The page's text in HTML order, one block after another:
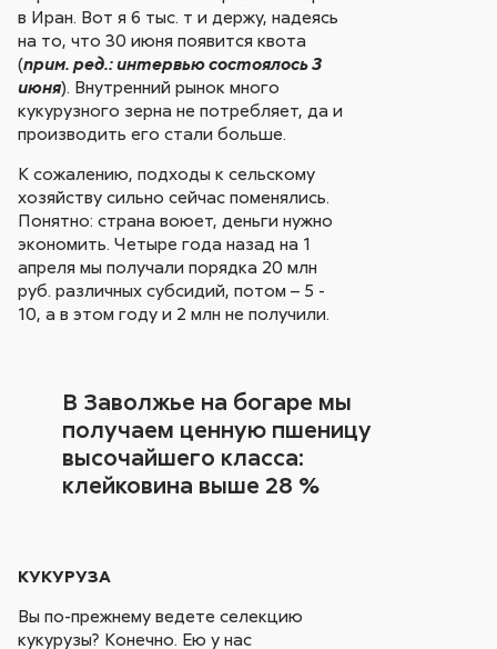
в Иран. Вот я 6 тыс. т и держу, надеясь
на то, что 30 июня появится квота
(прим. ред.: интервью состоялось 3
июня). Внутренний рынок много
кукурузного зерна не потребляет, да и
производить его стали больше.
К сожалению, подходы к сельскому
хозяйству сильно сейчас поменялись.
Понятно: страна воюет, деньги нужно
экономить. Четыре года назад на 1
апреля мы получали порядка 20 млн
руб. различных субсидий, потом – 5 -
10, а в этом году и 2 млн не получили.
В Заволжье на богаре мы
получаем ценную пшеницу
высочайшего класса:
клейковина выше 28 %
КУКУРУЗА
Вы по-прежнему ведете селекцию
кукурузы? Конечно. Ею у нас